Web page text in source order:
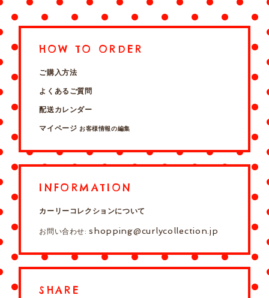
HOW TO ORDER
ご購入方法
よくあるご質問
配送カレンダー
マイページ お客様情報の編集
INFORMATION
カーリーコレクションについて
お問い合わせ:shopping@curlycollection.jp
SHARE